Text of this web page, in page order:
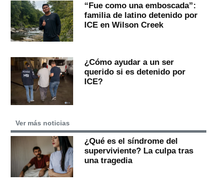
“Fue como una emboscada”:
familia de latino detenido por
ICE en Wilson Creek
¿Cómo ayudar a un ser
querido si es detenido por
ICE?
Ver más noticias
¿Qué es el síndrome del
superviviente? La culpa tras
una tragedia